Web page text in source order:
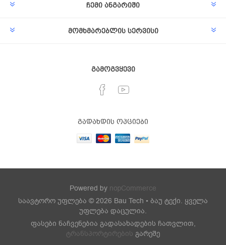
ჩემი ანგარიში
მომხმარებლის სერვისი
გამოგვყევი
გადახდის ოპციები
Powered by nopCommerce
საავტორო უფლება © 2026 Bau Tech • ბაუ ტექი. ყველა
უფლება დაცულია.
ფასები ნაჩვენებია გადასახადების ჩათვლით,
ტრანსპორტირების გარეშე